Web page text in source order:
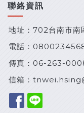
聯絡資訊
地址：702台南市南
電話：
傳真：06-263-
信箱：